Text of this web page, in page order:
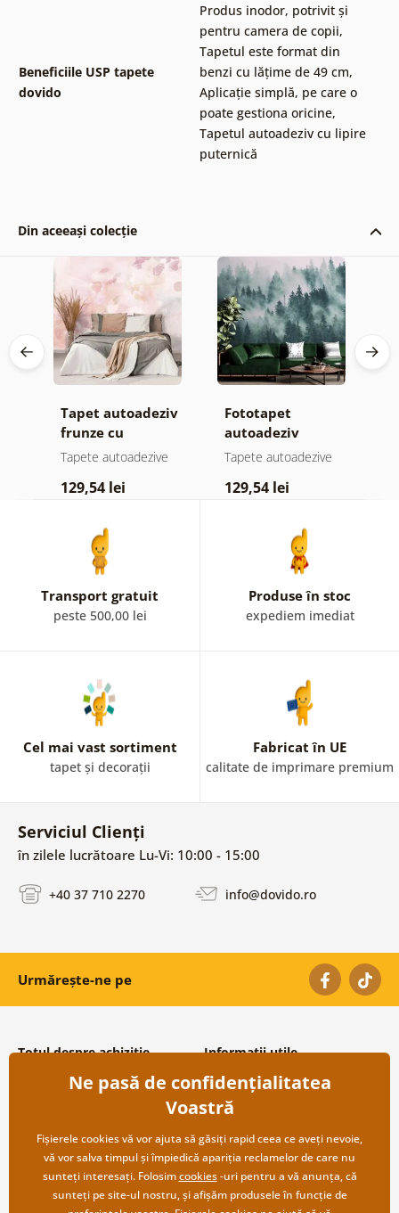
Beneficiile USP tapete
dovido
Produs inodor, potrivit și
pentru camera de copii,
Tapetul este format din
benzi cu lățime de 49 cm,
Aplicație simplă, pe care o
poate gestiona oricine,
Tapetul autoadeziv cu lipire
puternică
Din aceeași colecție
Tapet autoadeziv
frunze cu
atingere
Tapete autoadezive
129,54 lei
Fototapet
autoadeziv
pădure în ceață
Tapete autoadezive
129,54 lei
Transport gratuit
peste 500,00 lei
Produse în stoc
expediem imediat
Cel mai vast sortiment
tapet și decorații
Fabricat în UE
calitate de imprimare premium
Serviciul Clienți
în zilele lucrătoare Lu-Vi: 10:00 - 15:00
+40 37 710 2270 info@dovido.ro
Urmărește-ne pe
Totul despre achiziție
Condiții și termeni generali
Protecția datelor personale
Transport și modalități de plată
Returnare
Informații utile
Despre noi
Întrebări frecvente
Contacte
Cooperare angro
Ne pasă de confidențialitatea
Voastră
Fișierele cookies vă vor ajuta să găsiți rapid ceea ce aveți nevoie,
vă vor salva timpul și împiedică apariția reclamelor de care nu
sunteți interesați. Folosimcookies-uri pentru a vă anunța, că
sunteți pe site-ul nostru, și afișăm produsele în funcție de